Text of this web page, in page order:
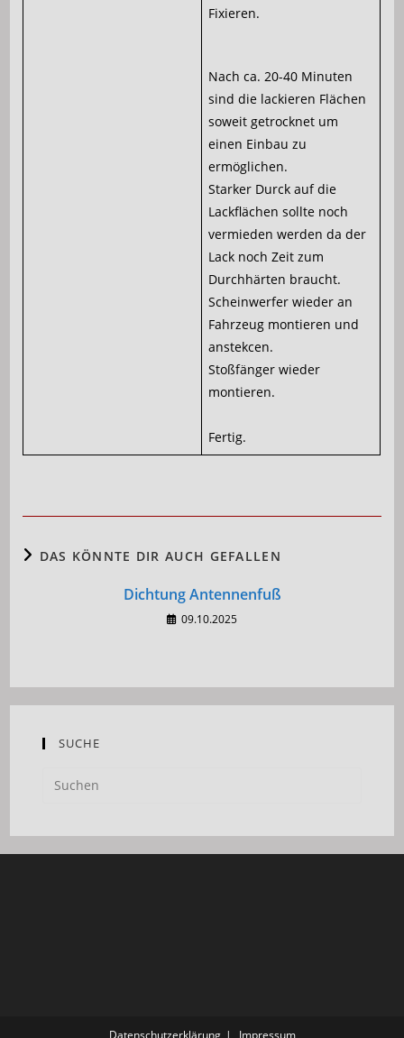
Fixieren.
Nach ca. 20-40 Minuten
sind die lackieren Flächen
soweit getrocknet um
einen Einbau zu
ermöglichen.
Starker Durck auf die
Lackflächen sollte noch
vermieden werden da der
Lack noch Zeit zum
Durchhärten braucht.
Scheinwerfer wieder an
Fahrzeug montieren und
anstekcen.
Stoßfänger wieder
montieren.
Fertig.
DAS KÖNNTE DIR AUCH GEFALLEN
Dichtung Antennenfuß
09.10.2025
SUCHE
Datenschutzerklärung Impressum